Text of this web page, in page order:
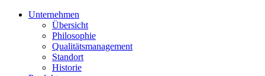
Unternehmen
Übersicht
Philosophie
Qualitätsmanagement
Standort
Historie